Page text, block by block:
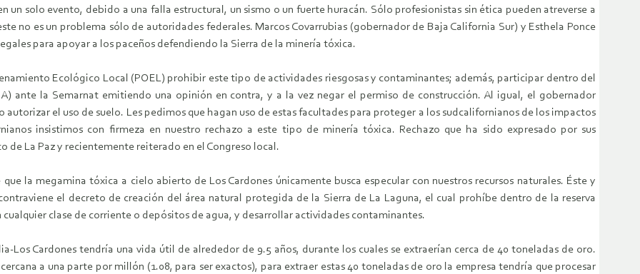
un solo evento, debido a una falla estructural, un sismo o un fuerte huracán. Sólo profesionistas sin ética pueden atreverse a
no es un problema sólo de autoridades federales. Marcos Covarrubias (gobernador de Baja California Sur) y Esthela Ponce
para apoyar a los paceños defendiendo la Sierra de la minería tóxica.
Ecológico Local (POEL) prohibir este tipo de actividades riesgosas y contaminantes; además, participar dentro del
ante la Semarnat emitiendo una opinión en contra, y a la vez negar el permiso de construcción. Al igual, el gobernador
el uso de suelo. Les pedimos que hagan uso de estas facultades para proteger a los sudcalifornianos de los impactos
insistimos con firmeza en nuestro rechazo a este tipo de minería tóxica. Rechazo que ha sido expresado por sus
La Paz y recientemente reiterado en el Congreso local.
la megamina tóxica a cielo abierto de Los Cardones únicamente busca especular con nuestros recursos naturales. Éste y
el decreto de creación del área natural protegida de la Sierra de La Laguna, el cual prohíbe dentro de la reserva
clase de corriente o depósitos de agua, y desarrollar actividades contaminantes.
Los Cardones tendría una vida útil de alrededor de 9.5 años, durante los cuales se extraerían cerca de 40 toneladas de oro.
a una parte por millón (1.08, para ser exactos), para extraer estas 40 toneladas de oro la empresa tendría que procesar